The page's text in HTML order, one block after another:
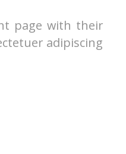
page with their
adipiscing